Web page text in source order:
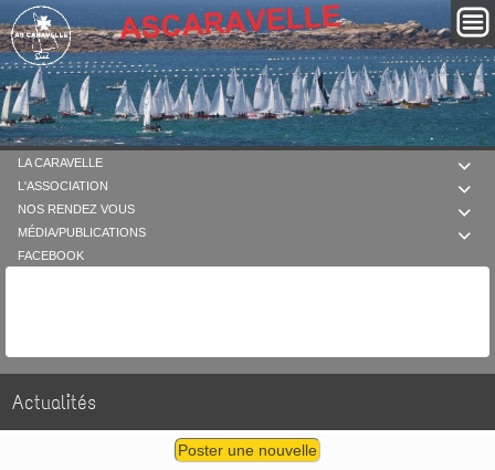

LA CARAVELLE

L'ASSOCIATION

NOS RENDEZ VOUS

MÉDIA/PUBLICATIONS
FACEBOOK
Actualités
Poster une nouvelle